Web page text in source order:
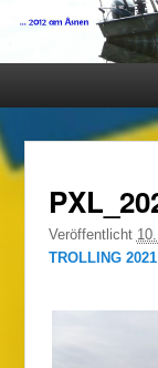
Veröffentlicht
TROLLING 2021